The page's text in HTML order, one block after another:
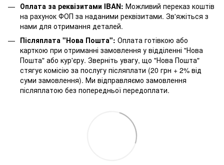
Оплата за реквізитами IBAN: Можливий переказ коштів
на рахунок ФОП за наданими реквізитами. Зв'яжіться з
нами для отримання деталей.
Післяплата "Нова Пошта": Оплата готівкою або
карткою при отриманні замовлення у відділенні "Нова
Пошта" або кур'єру. Зверніть увагу, що "Нова Пошта"
стягує комісію за послугу післяплати (20 грн + 2% від
суми замовлення). Ми відправляємо замовлення
післяплатою без попередньої передоплати.